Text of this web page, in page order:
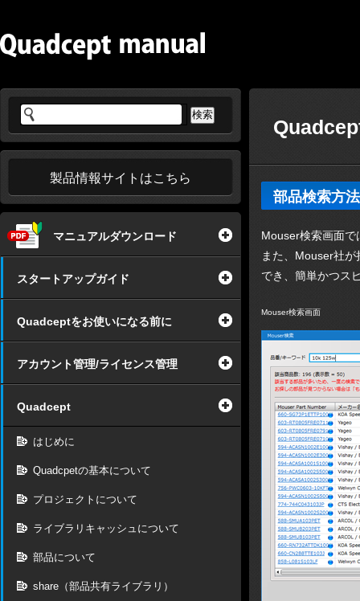
製品情報サイトはこちら
マニュアルダウンロード
スタートアップガイド
Quadceptをお使いになる前に
アカウント管理/ライセンス管理
Quadcept
はじめに
Quadcpetの基本について
プロジェクトについて
ライブラリキャッシュについて
部品について
share（部品共有ライブラリ）
部品検索方
Mouser検索画面
また、Mouser社
でき、簡単かつス
Mouser検索画面